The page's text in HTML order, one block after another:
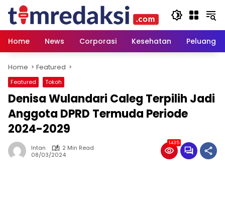
content
Home
News Corporasi Kesehatan Peluang
Home Featured
Featured Tokoh
Denisa Wulandari Caleg Terpilih Jadi
Anggota DPRD Termuda Periode
2024-2029
Intan
2 Min Read
08/03/2024
1435